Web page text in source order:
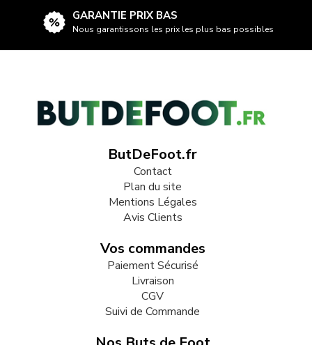
GARANTIE PRIX BAS
Nous garantissons les prix les plus bas possibles
ButDeFoot.fr
Contact
Plan du site
Mentions Légales
Avis Clients
Vos commandes
Paiement Sécurisé
Livraison
CGV
Suivi de Commande